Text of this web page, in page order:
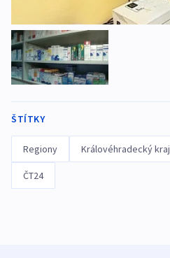
ŠTÍTKY
Regiony Královéhradecký kraj
ČT24